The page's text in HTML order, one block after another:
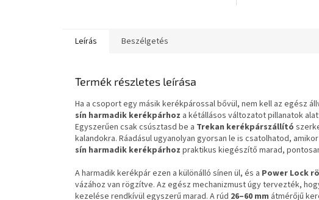
Leírás Beszélgetés
Termék részletes leírása
Ha a csoport egy másik kerékpárossal bővül, nem kell az egész
sín harmadik kerékpárhoz a kétállásos változatot pillanatok
Egyszerűen csak csúsztasd be a Trekan kerékpárszállító
kalandokra. Ráadásul ugyanolyan gyorsan le is csatolhatod,
sín harmadik kerékpárhoz praktikus kiegészítő marad,
A harmadik kerékpár ezen a különálló sínen ül, és a Power Lock
vázához van rögzítve. Az egész mechanizmust úgy tervezték,
kezelése rendkívül egyszerű marad. A rúd 26–60 mm átmérőjű